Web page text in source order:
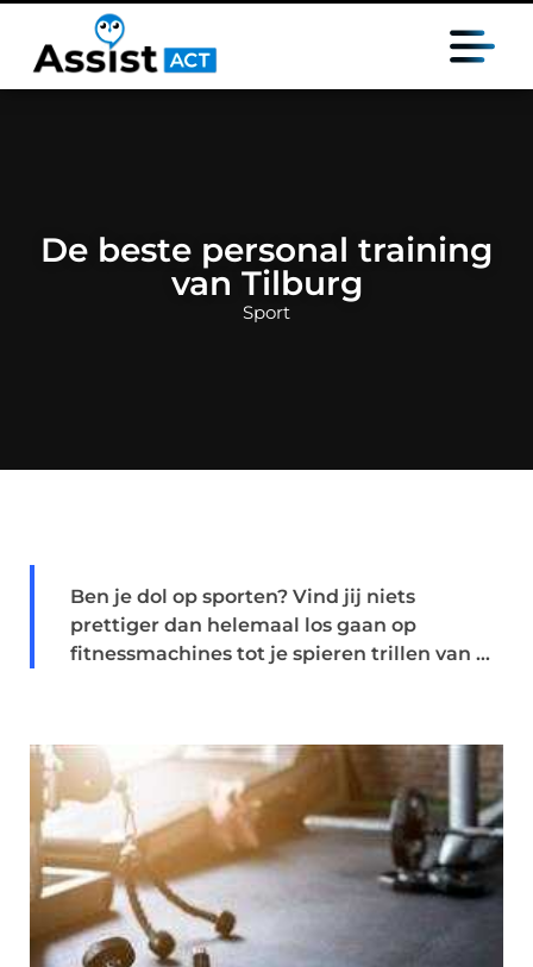
De beste personal training
van Tilburg
Sport
Ben je dol op sporten? Vind jij niets
prettiger dan helemaal los gaan op
fitnessmachines tot je spieren trillen van ...